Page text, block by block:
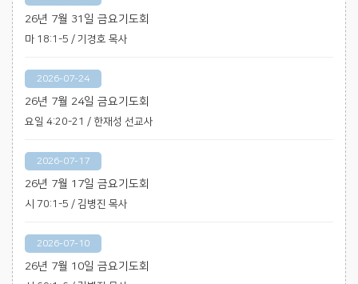
26년 7월 31일 금요기도회
마 18:1-5 / 기경호 목사
2026-07-24
26년 7월 24일 금요기도회
요일 4:20-21 / 한재성 선교사
2026-07-17
26년 7월 17일 금요기도회
시 70:1-5 / 김병진 목사
2026-07-10
26년 7월 10일 금요기도회